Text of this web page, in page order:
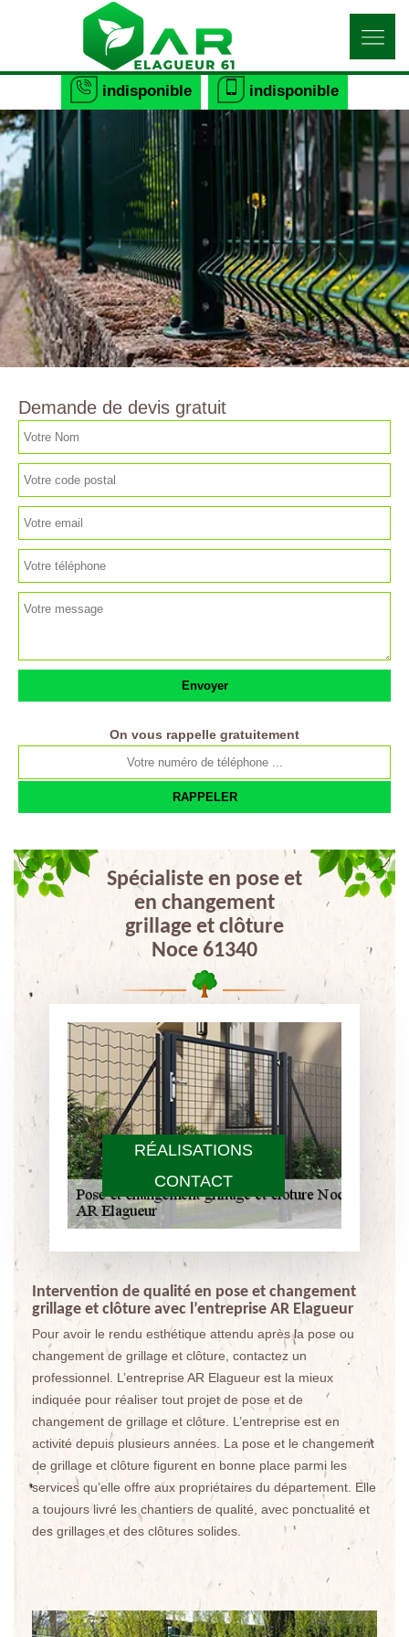
indisponible indisponible
RÉALISATIONS
CONTACT
Demande de devis gratuit
On vous rappelle gratuitement
Spécialiste en pose et
en changement
grillage et clôture
Noce 61340
Intervention de qualité en pose et changement
grillage et clôture avec l’entreprise AR Elagueur
Pour avoir le rendu esthétique attendu après la pose ou
changement de grillage et clôture, contactez un
professionnel. L’entreprise AR Elagueur est la mieux
indiquée pour réaliser tout projet de pose et de
changement de grillage et clôture. L’entreprise est en
activité depuis plusieurs années. La pose et le changement
de grillage et clôture figurent en bonne place parmi les
services qu’elle offre aux propriétaires du département. Elle
a toujours livré les chantiers de qualité, avec ponctualité et
des grillages et des clôtures solides.